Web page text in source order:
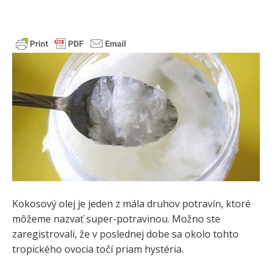
Kokosový olej je jeden z mála druhov potravín, ktoré
môžeme nazvať super-potravinou. Možno ste
zaregistrovali, že v poslednej dobe sa okolo tohto
tropického ovocia točí priam hystéria.